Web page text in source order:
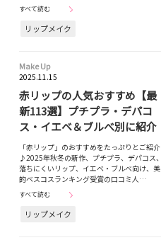
すべて読む
リップメイク
Make Up
2025.11.15
赤リップの人気おすすめ【最
新113選】プチプラ・デパコ
ス・イエベ＆ブルべ別に紹介
「赤リップ」のおすすめをたっぷりとご紹介
♪2025年秋冬の新作、プチプラ、デパコス、
落ちにくいリップ、イエベ・ブルべ向け、美
的ベスコスランキング受賞の口コミ人…
すべて読む
リップメイク